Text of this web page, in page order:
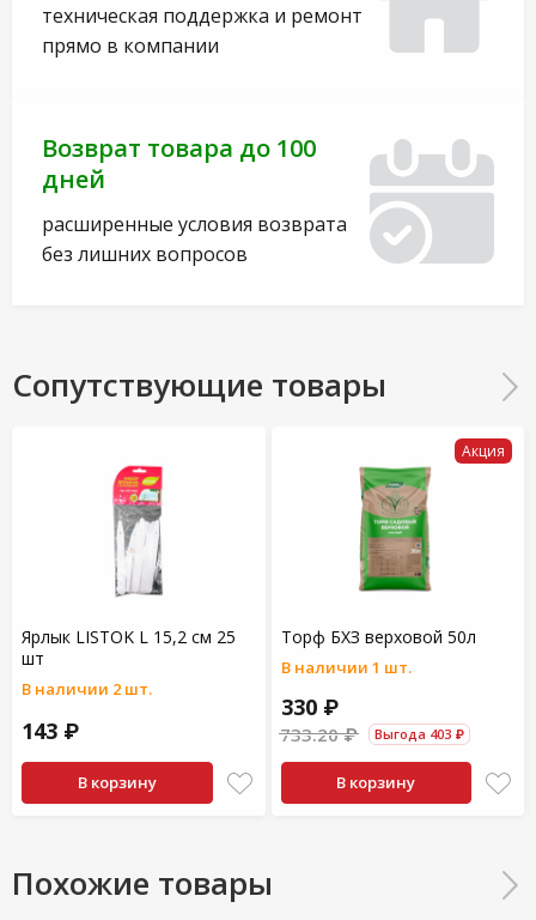
техническая поддержка и ремонт
прямо в компании
Возврат товара до 100
дней
расширенные условия возврата
без лишних вопросов
Сопутствующие товары
Ярлык LISTOK L 15,2 см 25
шт
В наличии 2 шт.
143 ₽
В корзину
Акция
Торф БХЗ верховой 50л
В наличии 1 шт.
330 ₽
733.20 ₽ Выгода 403 ₽
В корзину
Похожие товары